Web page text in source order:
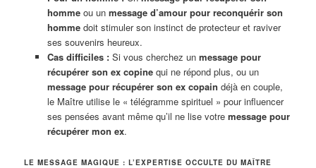
hommeou un message d’amour pour reconquérir son
hommedoit stimuler son instinct de protecteur et raviver
ses souvenirs heureux.
Cas difficiles :Si vous cherchez un message pour
récupérer son ex copinequi ne répond plus, ou un
message pour récupérer son ex copain déjà en couple,
le Maître utilise le « télégramme spirituel » pour influencer
ses pensées avant même qu’il ne lise votre message pour
récupérer mon ex.
LE MESSAGE MAGIQUE : L’EXPERTISE OCCULTE DU MAÎTRE